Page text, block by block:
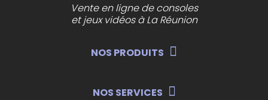
Vente en ligne de consoles
et jeux vidéos à La Réunion
NOS PRODUITS
NOS SERVICES